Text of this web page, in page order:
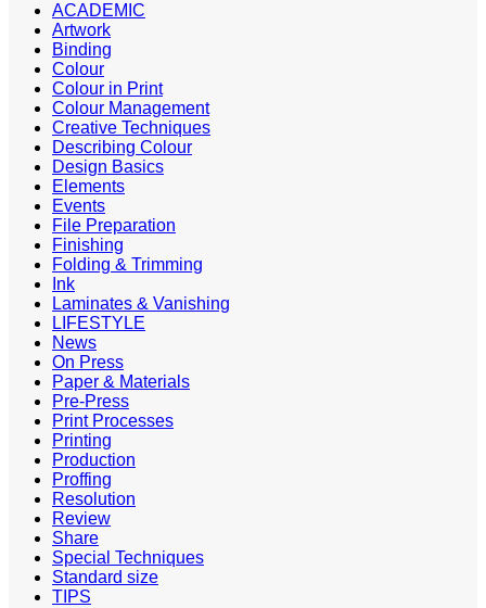
ACADEMIC
Artwork
Binding
Colour
Colour in Print
Colour Management
Creative Techniques
Describing Colour
Design Basics
Elements
Events
File Preparation
Finishing
Folding & Trimming
Ink
Laminates & Vanishing
LIFESTYLE
News
On Press
Paper & Materials
Pre-Press
Print Processes
Printing
Production
Proffing
Resolution
Review
Share
Special Techniques
Standard size
TIPS